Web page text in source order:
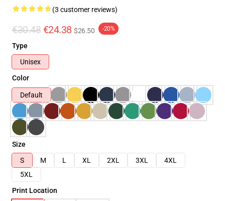
(3 customer reviews)
€30.48 €24.38 $26.50 -20%
Type
Unisex
Color
Default
Size
S
M L XL 2XL 3XL
4XL
5XL
Print Location